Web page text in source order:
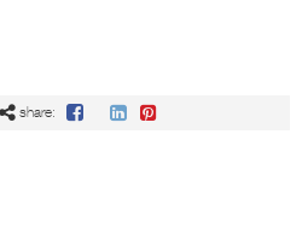
share: